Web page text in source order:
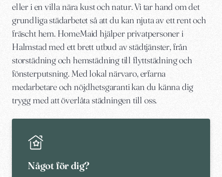
eller i en villa nära kust och natur. Vi tar hand om det
grundliga städarbetet så att du kan njuta av ett rent och
fräscht hem. HomeMaid hjälper privatpersoner i
Halmstad med ett brett utbud av städtjänster, från
storstädning och hemstädning till flyttstädning och
fönsterputsning. Med lokal närvaro, erfarna
medarbetare och nöjdhetsgaranti kan du känna dig
trygg med att överlåta städningen till oss.
Något för dig?